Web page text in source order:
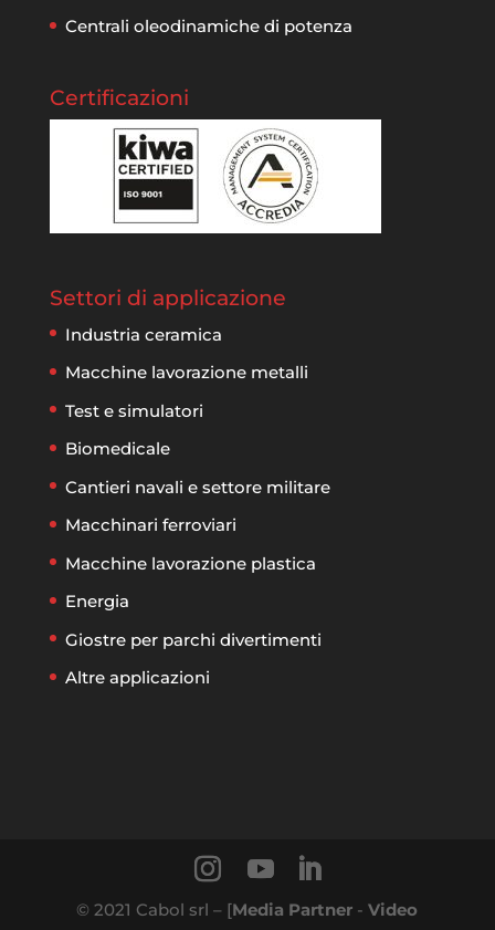
Centrali oleodinamiche di potenza
Certificazioni
Settori di applicazione
Industria ceramica
Macchine lavorazione metalli
Test e simulatori
Biomedicale
Cantieri navali e settore militare
Macchinari ferroviari
Macchine lavorazione plastica
Energia
Giostre per parchi divertimenti
Altre applicazioni
© 2021 Cabol srl – [Media Partner -Video